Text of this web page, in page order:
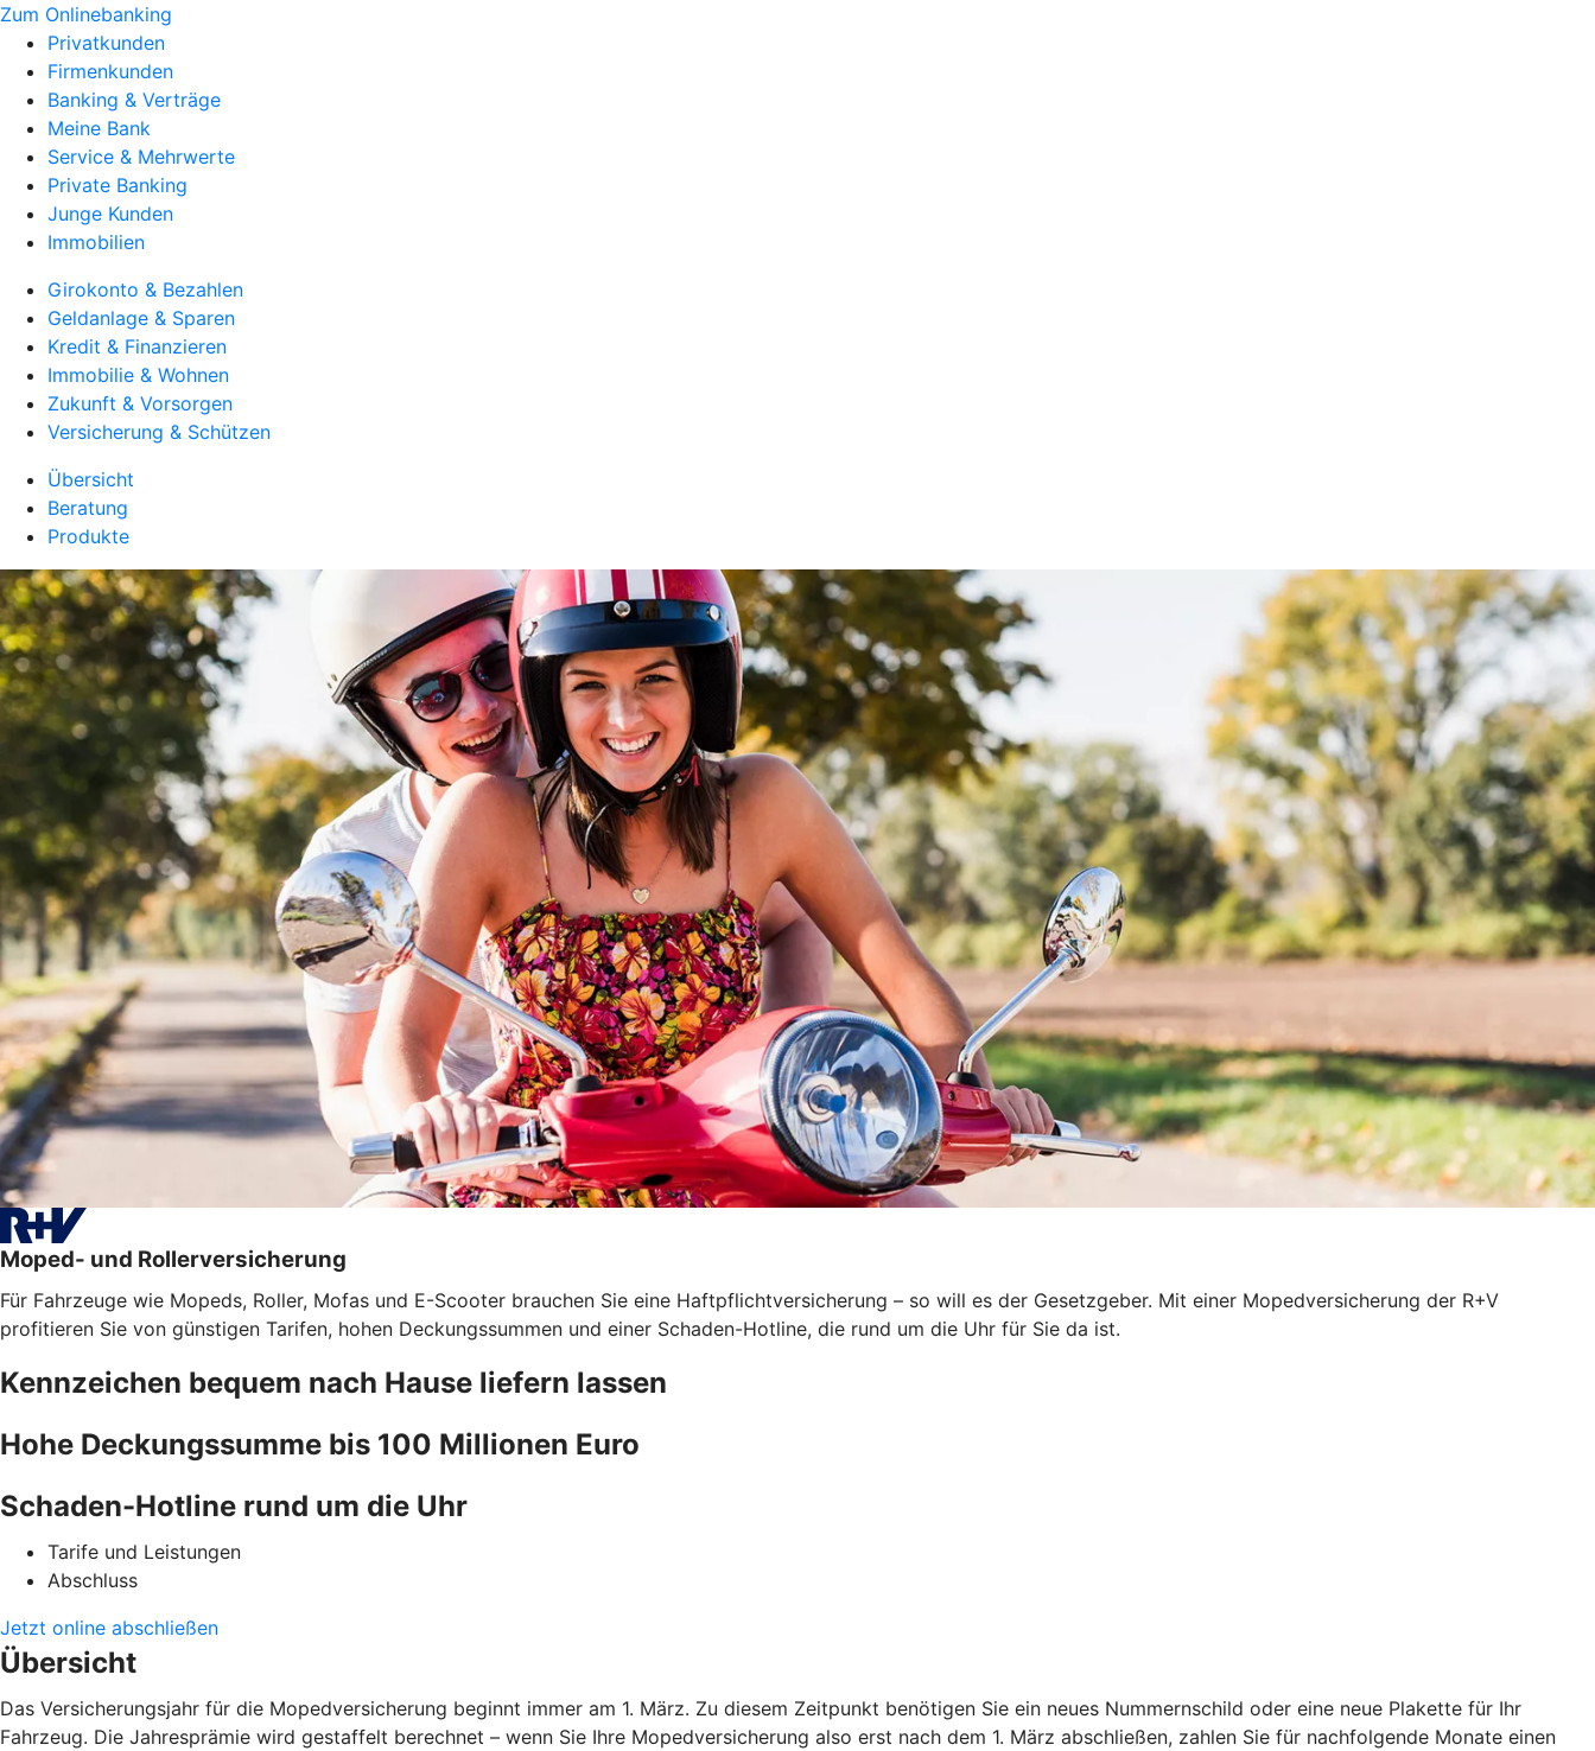
Zum Onlinebanking
Privatkunden
Firmenkunden
Banking & Verträge
Meine Bank
Service & Mehrwerte
Private Banking
Junge Kunden
Immobilien
Girokonto & Bezahlen
Geldanlage & Sparen
Kredit & Finanzieren
Immobilie & Wohnen
Zukunft & Vorsorgen
Versicherung & Schützen
Übersicht
Beratung
Produkte
Moped- und Rollerversicherung
Für Fahrzeuge wie Mopeds, Roller, Mofas und E-Scooter brauchen Sie eine Haftpflichtversicherung – so will es der Gesetzgeber. Mit einer Mopedversicherung der R+V
profitieren Sie von günstigen Tarifen, hohen Deckungssummen und einer Schaden-Hotline, die rund um die Uhr für Sie da ist.
Kennzeichen bequem nach Hause liefern lassen
Hohe Deckungssumme bis 100 Millionen Euro
Schaden-Hotline rund um die Uhr
Tarife und Leistungen
Abschluss
Jetzt online abschließen
Übersicht
Das Versicherungsjahr für die Mopedversicherung beginnt immer am 1. März. Zu diesem Zeitpunkt benötigen Sie ein neues Nummernschild oder eine neue Plakette für Ihr
Fahrzeug. Die Jahresprämie wird gestaffelt berechnet – wenn Sie Ihre Mopedversicherung also erst nach dem 1. März abschließen, zahlen Sie für nachfolgende Monate einen